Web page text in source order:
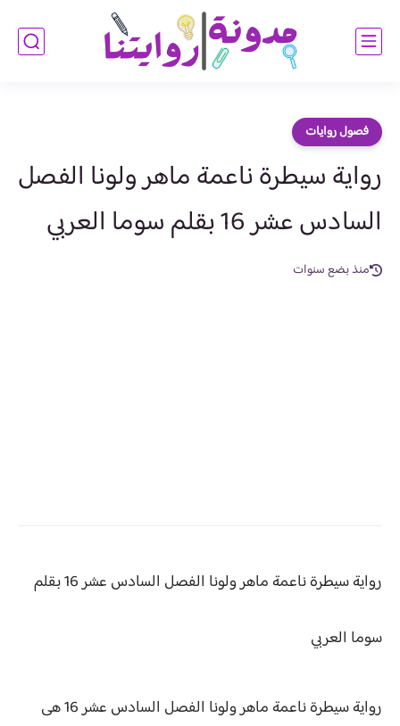
فصول روايات
رواية سيطرة ناعمة ماهر ولونا الفصل
السادس عشر 16 بقلم سوما العربي
منذ بضع سنوات
رواية سيطرة ناعمة ماهر ولونا الفصل السادس عشر 16 بقلم
سوما العربي
رواية سيطرة ناعمة ماهر ولونا الفصل السادس عشر 16 هى